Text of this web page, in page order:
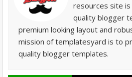
resources site
quality blogger
premium looking layout and
mission of templatesyard is to
quality blogger templates.